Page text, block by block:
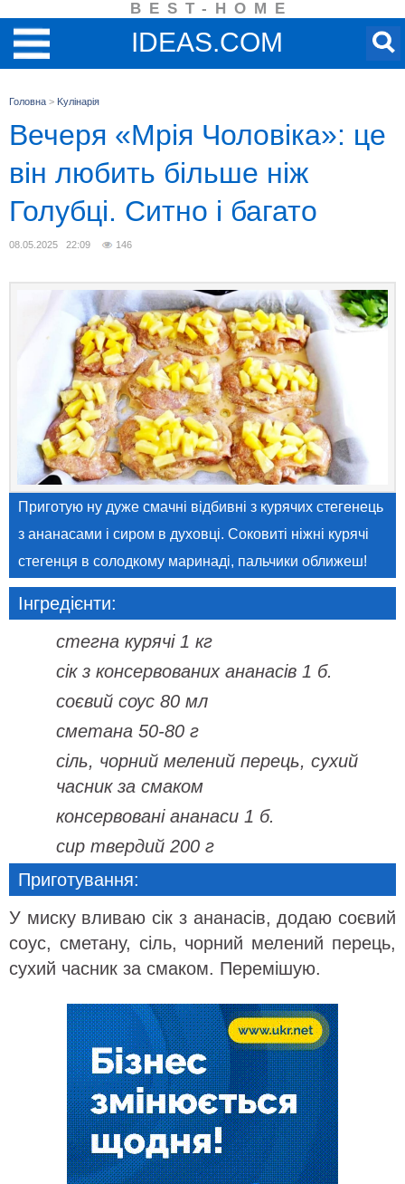
BEST-HOME
IDEAS.COM
Головна > Kулінарія
Вечеря «Мрія Чоловіка»: це
він любить більше ніж
Голубці. Ситно і багато
08.05.2025 22:09 146
Приготую ну дуже смачні відбивні з курячих стегенець
з ананасами і сиром в духовці. Соковиті ніжні курячі
стегенця в солодкому маринаді, пальчики оближеш!
Інгредієнти:
стегна курячі 1 кг
сік з консервованих ананасів 1 б.
соєвий соус 80 мл
сметана 50-80 г
сіль, чорний мелений перець, сухий
часник за смаком
консервовані ананаси 1 б.
сир твердий 200 г
Приготування:
У миску вливаю сік з ананасів, додаю соєвий
соус, сметану, сіль, чорний мелений перець,
сухий часник за смаком. Перемішую.